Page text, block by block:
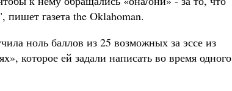
пишет газета the Oklahoman.
ноль баллов из 25 возможных за эссе из
которое ей задали написать во время одного